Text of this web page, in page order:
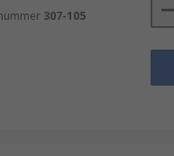
på ett flytande
307-105